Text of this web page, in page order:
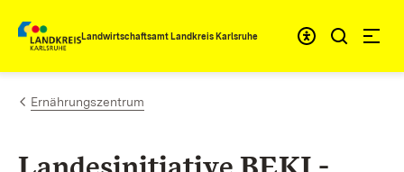
Zum Inhalt springen
Landwirtschaftsamt Landkreis Karlsruhe
Ernährungszentrum